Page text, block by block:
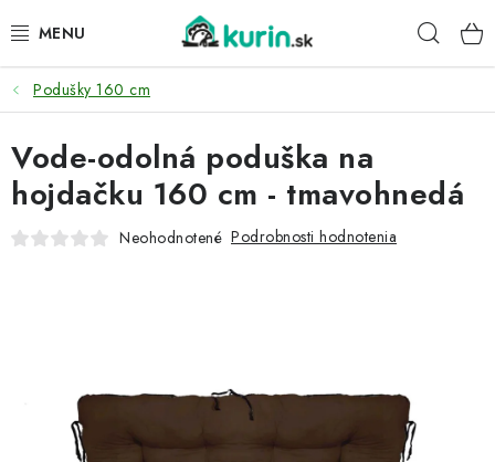
na
PRE HYDINU
PRE PSY
PRE ZAJACE
PRE VTÁKY
Podušky 160 cm
Vode-odolná poduška na
hojdačku 160 cm - tmavohnedá
Neohodnotené Podrobnosti hodnotenia